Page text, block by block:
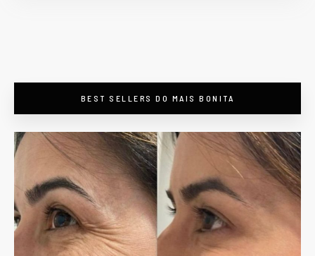
BEST SELLERS DO MAIS BONITA